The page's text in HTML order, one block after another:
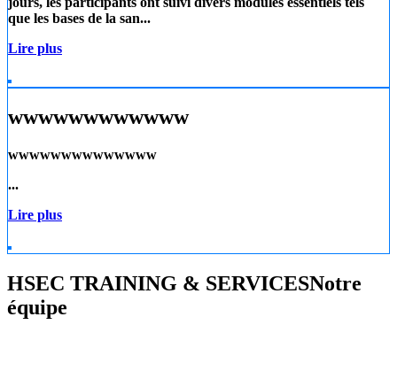
que les bases de la san...
Lire plus
wwwwwwwwwwww
wwwwwwwwwwwwww
...
Lire plus
HSEC TRAINING & SERVICESNotre
équipe